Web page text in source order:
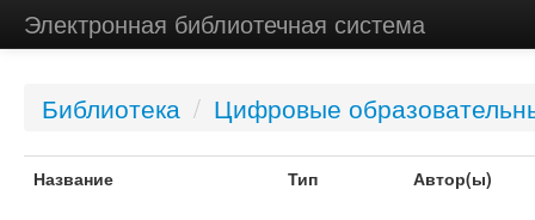
Электронная библиотечная система
Библиотека / Цифровые
Название Тип Автор(ы)